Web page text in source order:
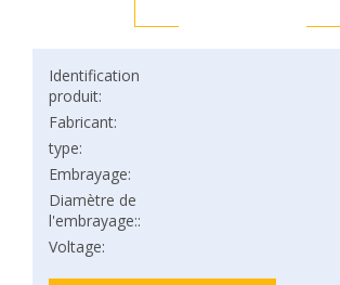
Identification
produit:
Fabricant:
type:
Embrayage:
Diamètre de
l'embrayage::
Voltage: